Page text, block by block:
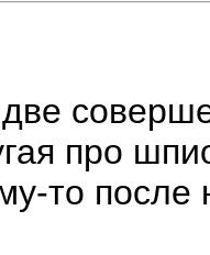
про
то после